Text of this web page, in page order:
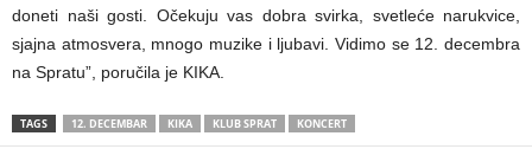
doneti naši gosti. Očekuju vas dobra svirka, svetleće narukvice,
sjajna atmosvera, mnogo muzike i ljubavi. Vidimo se 12. decembra
na Spratu”, poručila je KIKA.
TAGS 12. DECEMBAR KIKA KLUB SPRAT KONCERT